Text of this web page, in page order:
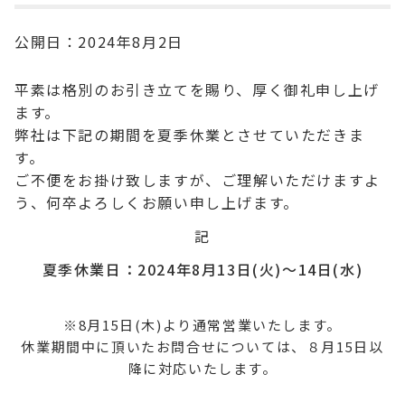
公開日： 2024年8月2日
平素は格別のお引き立てを賜り、厚く御礼申し上げ
ます。
弊社は下記の期間を夏季休業とさせていただきま
す。
ご不便をお掛け致しますが、ご理解いただけますよ
う、何卒よろしくお願い申し上げます。
記
夏季休業日：2024年8月13日(火)～14日(水)
※8月15日(木)より通常営業いたします。
休業期間中に頂いたお問合せについては、８月15日以
降に対応いたします。